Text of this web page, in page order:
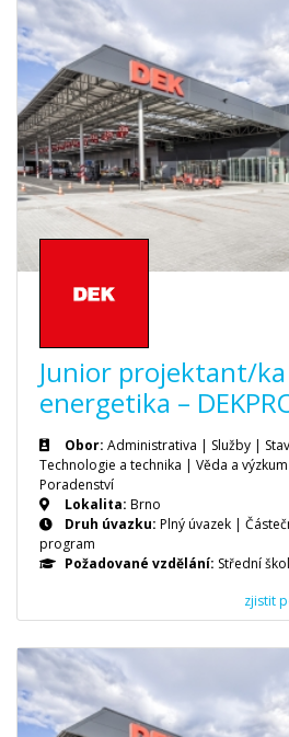
Junior projektant/
energetika –
Obor: Administrativa | Služby |
Technologie a technika | Věda a
Poradenství
Lokalita: Brno
Druh úvazku: Plný úvazek |
program
Požadované vzdělání: Střední
zjistit